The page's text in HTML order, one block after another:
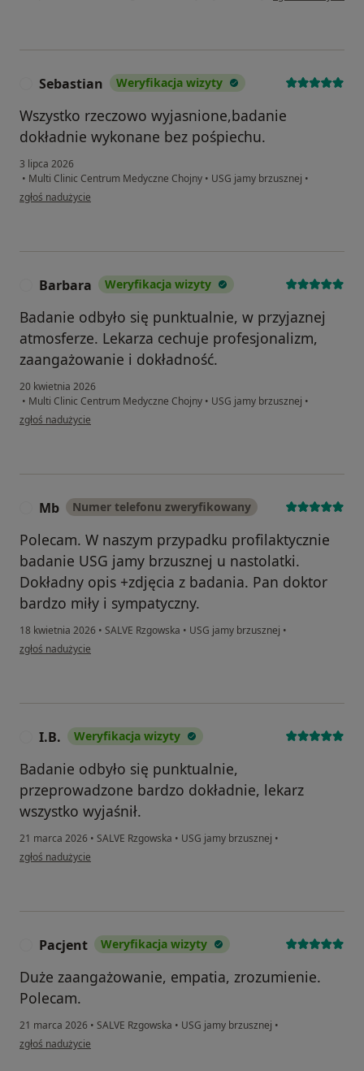
Sebastian Weryfikacja wizyty
Wszystko rzeczowo wyjasnione,badanie
dokładnie wykonane bez pośpiechu.
3 lipca 2026
• Multi Clinic Centrum Medyczne Chojny • USG jamy brzusznej •
w opinii użytkownika Sebastian
zgłoś nadużycie
Barbara Weryfikacja wizyty
Badanie odbyło się punktualnie, w przyjaznej
atmosferze. Lekarza cechuje profesjonalizm,
zaangażowanie i dokładność.
20 kwietnia 2026
• Multi Clinic Centrum Medyczne Chojny • USG jamy brzusznej •
w opinii użytkownika Barbara
zgłoś nadużycie
Mb Numer telefonu zweryfikowany
Polecam. W naszym przypadku profilaktycznie
badanie USG jamy brzusznej u nastolatki.
Dokładny opis +zdjęcia z badania. Pan doktor
bardzo miły i sympatyczny.
18 kwietnia 2026 • SALVE Rzgowska • USG jamy brzusznej •
w opinii użytkownika Mb
zgłoś nadużycie
I.B. Weryfikacja wizyty
Badanie odbyło się punktualnie,
przeprowadzone bardzo dokładnie, lekarz
wszystko wyjaśnił.
21 marca 2026 • SALVE Rzgowska • USG jamy brzusznej •
w opinii użytkownika I.B.
zgłoś nadużycie
Pacjent Weryfikacja wizyty
Duże zaangażowanie, empatia, zrozumienie.
Polecam.
21 marca 2026 • SALVE Rzgowska • USG jamy brzusznej •
w opinii użytkownika Pacjent
zgłoś nadużycie